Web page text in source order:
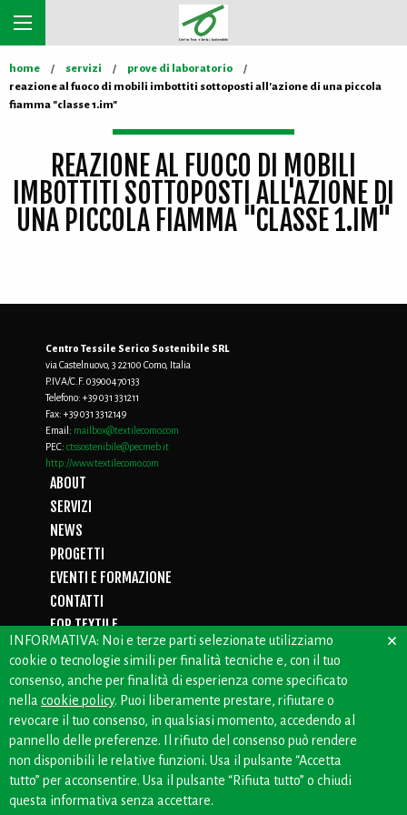
home servizi
prove di laboratorio
reazione al fuoco di mobili imbottiti sottoposti all'azione di una piccola
fiamma "classe 1.im"
REAZIONE AL FUOCO DI MOBILI
IMBOTTITI SOTTOPOSTI ALL'AZIONE DI
UNA PICCOLA FIAMMA "CLASSE 1.IM"
Centro Tessile Serico Sostenibile SRL
via Castelnuovo, 3 22100 Como, Italia
P.IVA/C.F. 03900470133
Telefono: +39 031 331211
Fax: +39 031 3312149
Email: mailbox@textilecomo.com
PEC: ctssostenibile@pecmeb.it
http://www.textilecomo.com
ABOUT
SERVIZI
NEWS
PROGETTI
EVENTI E FORMAZIONE
CONTATTI
FOR TEXTILE
D.LGS. 231/01
PRIVACY
WHISTLEBLOWING
CREDITS: OFFICINEBIANCHE
INFORMATIVA: Noi e terze parti selezionate utilizziamo
cookie o tecnologie simili per finalità tecniche e, con il tuo
consenso, anche per finalità di esperienza come specificato
nella cookie policy. Puoi liberamente prestare, rifiutare o
revocare il tuo consenso, in qualsiasi momento, accedendo al
pannello delle preferenze. Il rifiuto del consenso può rendere
non disponibili le relative funzioni. Usa il pulsante “Accetta
tutto” per acconsentire. Usa il pulsante “Rifiuta tutto” o chiudi
questa informativa senza accettare.
×